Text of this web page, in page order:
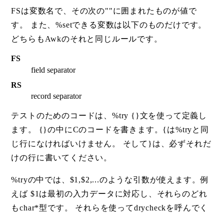
FSは変数名で、その次の""に囲まれたものが値で
す。 また、%setできる変数は以下のものだけです。
どちらもAwkのそれと同じルールです。
FS
field separator
RS
record separator
テストのためのコードは、%try {}文を使って定義し
ます。 {}の中にCのコードを書きます。{は%tryと同
じ行になければいけません。 そして}は、必ずそれだ
けの行に書いてください。
%tryの中では、$1,$2,...のような引数が使えます。例
えば $1は最初の入力データに対応し、それらのどれ
もchar*型です。 それらを使ってdrycheckを呼んでく